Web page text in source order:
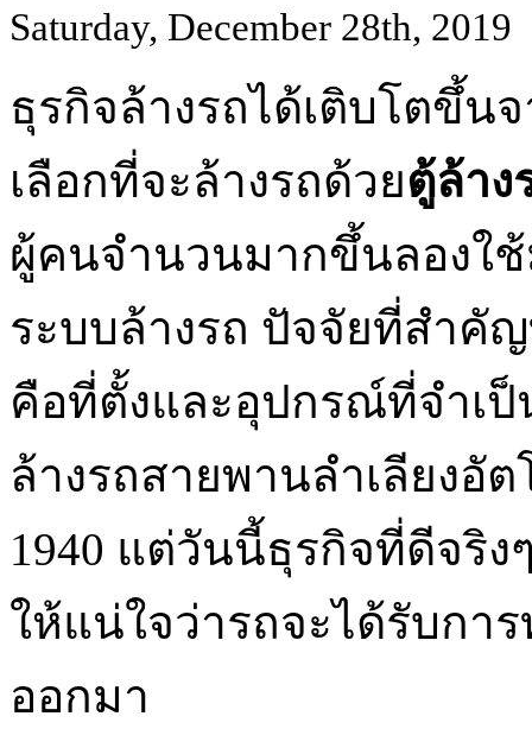
Saturday, December 28th, 2019
ธุรกิจล้างรถได้เติบโตขึ้
เลือกที่จะล้างรถด้วยตู้ล้าง
ผู้คนจำนวนมากขึ้นลองใ
ระบบล้างรถ ปัจจัยที่สำคั
คือที่ตั้งและอุปกรณ์ที่จำเ
ล้างรถสายพานลำเลียงอั
1940 แต่วันนี้ธุรกิจที่ดีจริ
ให้แน่ใจว่ารถจะได้รับกา
ออกมา